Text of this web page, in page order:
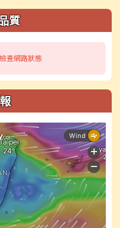
質
查網路狀態